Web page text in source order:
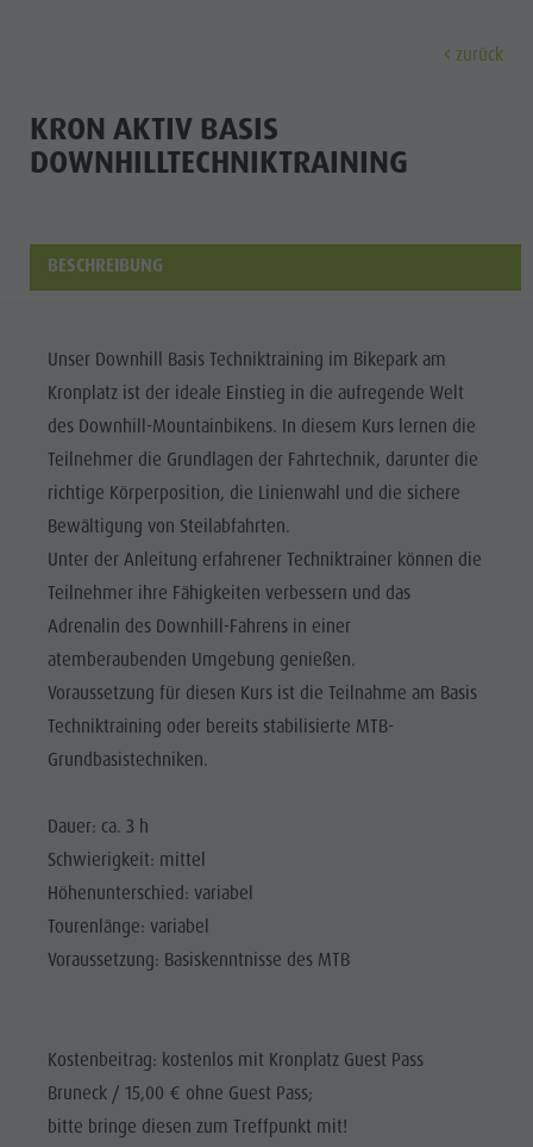
MUSEEN
SEHENSWÜRDIGKEITEN
ORTE &
UMGEBUNG
TRADITION &
HANDWERK
HIGHLIGHT
EVENTS
Wellness
Familie &
Kinder
Info A-Z
Museen
Orte & Umgebung
Alle Events
Wellness
Familie & Kinder
Info A-Z
Wochenprogramm
Themenwege
Klettern
Paragleiten
Ballonfahren
Rafting & Canyoning
Tennis
Schwimmen
Tourenübersicht
Urlaub buchen
Mobilität vor Ort
Webcams
Wetter
Kontakt
Newsletter
Katalogservice
Ortstaxe
Urlaub mit Hund
Pilze sammeln
Kronplatz Doctor Service
FAQ
Bruneck Stadt
Stadtführungen
Must-sees
Trainingslager
zurück
KRON AKTIV BASIS
DOWNHILLTECHNIKTRAINING
BESCHREIBUNG
Unser Downhill Basis Techniktraining im Bikepark am
Kronplatz ist der ideale Einstieg in die aufregende Welt
des Downhill-Mountainbikens. In diesem Kurs lernen die
Teilnehmer die Grundlagen der Fahrtechnik, darunter die
richtige Körperposition, die Linienwahl und die sichere
Bewältigung von Steilabfahrten.
Unter der Anleitung erfahrener Techniktrainer können die
Teilnehmer ihre Fähigkeiten verbessern und das
Adrenalin des Downhill-Fahrens in einer
atemberaubenden Umgebung genießen.
Voraussetzung für diesen Kurs ist die Teilnahme am Basis
Techniktraining oder bereits stabilisierte MTB-
Grundbasistechniken.
Dauer: ca. 3 h
Schwierigkeit: mittel
Höhenunterschied: variabel
Tourenlänge: variabel
Voraussetzung: Basiskenntnisse des MTB
Kostenbeitrag: kostenlos mit Kronplatz Guest Pass
Bruneck / 15,00 € ohne Guest Pass;
bitte bringe diesen zum Treffpunkt mit!